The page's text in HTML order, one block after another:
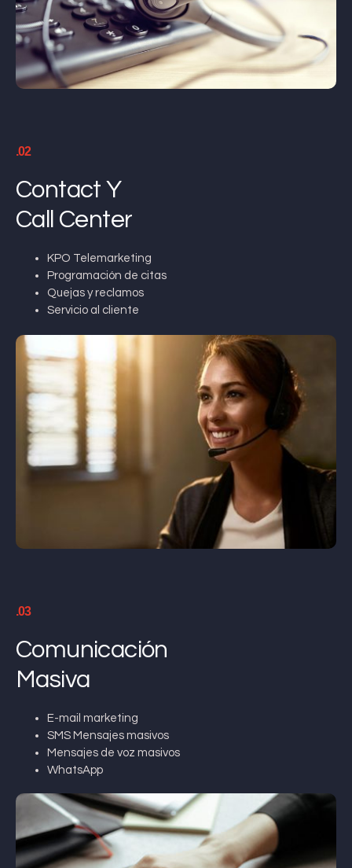
.02
Contact Y
Call Center
KPO Telemarketing
Programación de citas
Quejas y reclamos
Servicio al cliente
.03
Comunicación
Masiva
E-mail marketing
SMS Mensajes masivos
Mensajes de voz masivos
WhatsApp